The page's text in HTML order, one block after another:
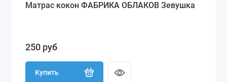
Матрас кокон ФАБРИКА ОБЛАКОВ Зевушка
250 руб
Купить